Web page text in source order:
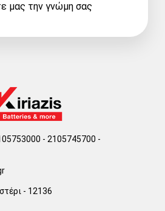
μας την γνώμη σας
- 2105745700 -
- 12136